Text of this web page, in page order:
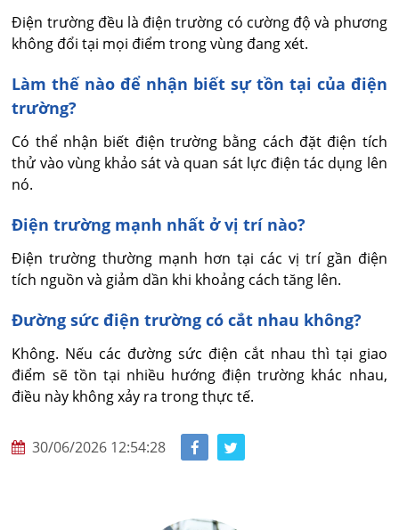
Điện trường đều là điện trường có cường độ và phương
không đổi tại mọi điểm trong vùng đang xét.
Làm thế nào để nhận biết sự tồn tại của điện
trường?
Có thể nhận biết điện trường bằng cách đặt điện tích
thử vào vùng khảo sát và quan sát lực điện tác dụng lên
nó.
Điện trường mạnh nhất ở vị trí nào?
Điện trường thường mạnh hơn tại các vị trí gần điện
tích nguồn và giảm dần khi khoảng cách tăng lên.
Đường sức điện trường có cắt nhau không?
Không. Nếu các đường sức điện cắt nhau thì tại giao
điểm sẽ tồn tại nhiều hướng điện trường khác nhau,
điều này không xảy ra trong thực tế.
30/06/2026 12:54:28